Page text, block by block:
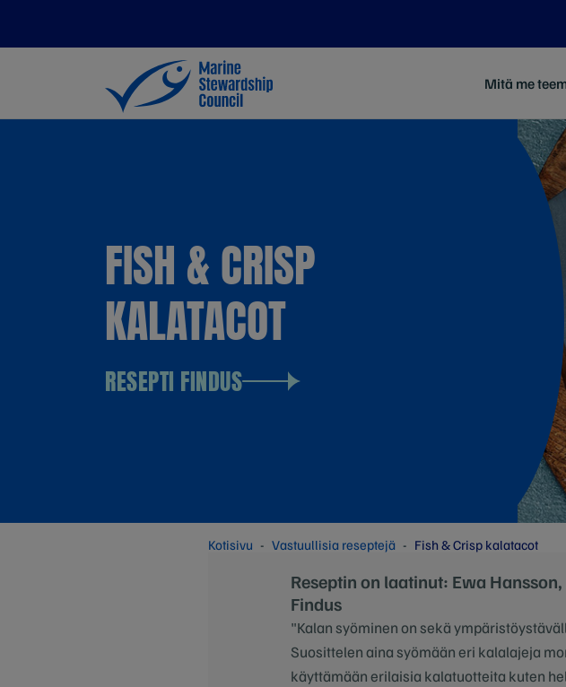
Mitä me
FISH & CRISP
KALATACOT
RESEPTI FINDUS
Kotisivu Vastuullisia reseptejä Fish & Crisp kalatacot
Reseptin on laatinut: Ewa
Findus
"Kalan syöminen on sekä
Suosittelen aina syömään eri kalalajeja
käyttämään erilaisia kalatuotteita kuten